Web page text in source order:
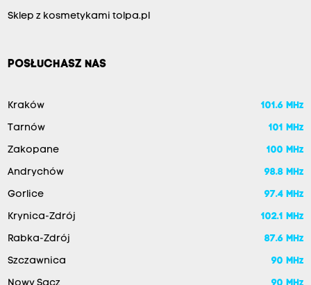
Sklep z kosmetykami tolpa.pl
POSŁUCHASZ NAS
Kraków 101.6 MHz
Tarnów 101 MHz
Zakopane 100 MHz
Andrychów 98.8 MHz
Gorlice 97.4 MHz
Krynica-Zdrój 102.1 MHz
Rabka-Zdrój 87.6 MHz
Szczawnica 90 MHz